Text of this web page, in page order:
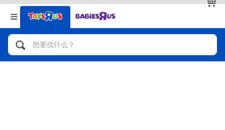
返回
分类目录
人气英雄，角色扮演，射击玩具
返回
品牌
查看全部